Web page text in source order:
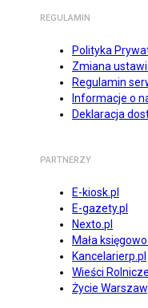
REGULAMIN
Polityka
Zmiana
Regulamin
Informacje o
Deklaracja
PARTNERZY
E-kiosk.pl
E-gazety.pl
Nexto.pl
Mała
Kancelarierp.pl
Wieści Rolnicze
Życie